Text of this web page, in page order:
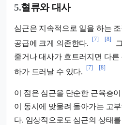
5.혈류와 대사
심근은 지속적으로 일을 하는
공급에 크게 의존한다.
[7] [8]
줄거나 대사가 흐트러지면 다른
하가 드러날 수 있다.
[7] [8]
이 점은 심근을 단순한 근육층
이 동시에 맞물려 돌아가는 고
다. 임상적으로도 심근의 상태